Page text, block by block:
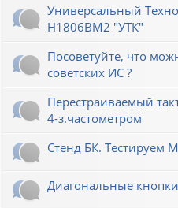
Универсальный
Н1806ВМ2 "УТК"
Посоветуйте, что
советских ИС ?
Перестраиваемый
4-з.частометром
Стенд БК. Тестируем
Диагональные